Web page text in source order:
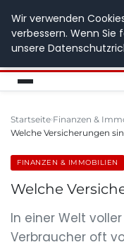
Startseite Finanzen &
Welche Versicherungen
FINANZEN & IMMOBILIEN
Welche
In einer Welt
Verbraucher oft
Wir verwenden
verbessern. Wenn Sie
unsere